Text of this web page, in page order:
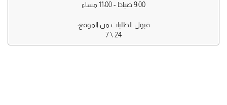
9:00 صباحا - 11:00 مساء
قبول الطلبات من الموقع:
24 \ 7